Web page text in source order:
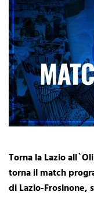
Torna la Lazio
torna il match
di Lazio-Frosinone,